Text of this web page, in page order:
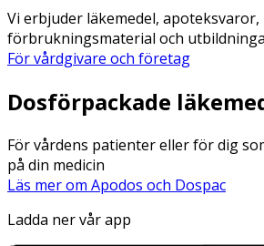
Vi erbjuder läkemedel, apoteksvaror,
förbrukningsmaterial och
För vårdgivare och företag
Dosförpackade
För vårdens patienter eller för dig
på din medicin
Läs mer om Apodos och Dospac
Ladda ner vår app